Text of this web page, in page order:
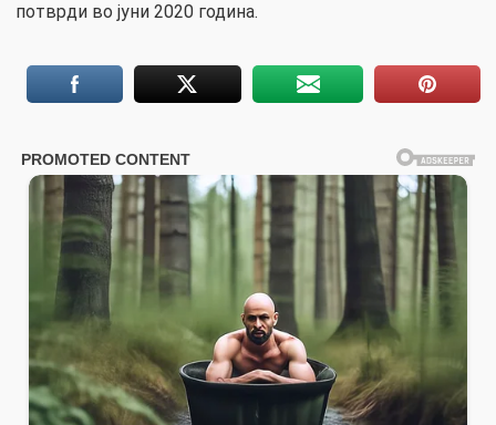
потврди во јуни 2020 година.